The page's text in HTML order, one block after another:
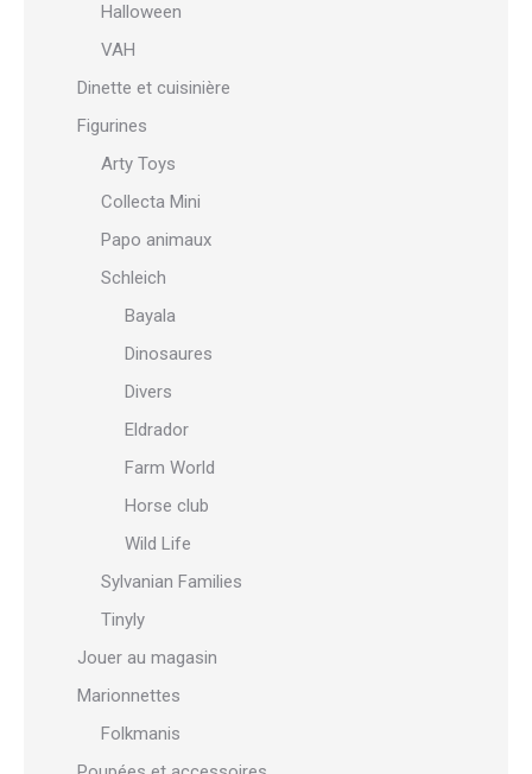
Halloween
VAH
Dinette et cuisinière
Figurines
Arty Toys
Collecta Mini
Papo animaux
Schleich
Bayala
Dinosaures
Divers
Eldrador
Farm World
Horse club
Wild Life
Sylvanian Families
Tinyly
Jouer au magasin
Marionnettes
Folkmanis